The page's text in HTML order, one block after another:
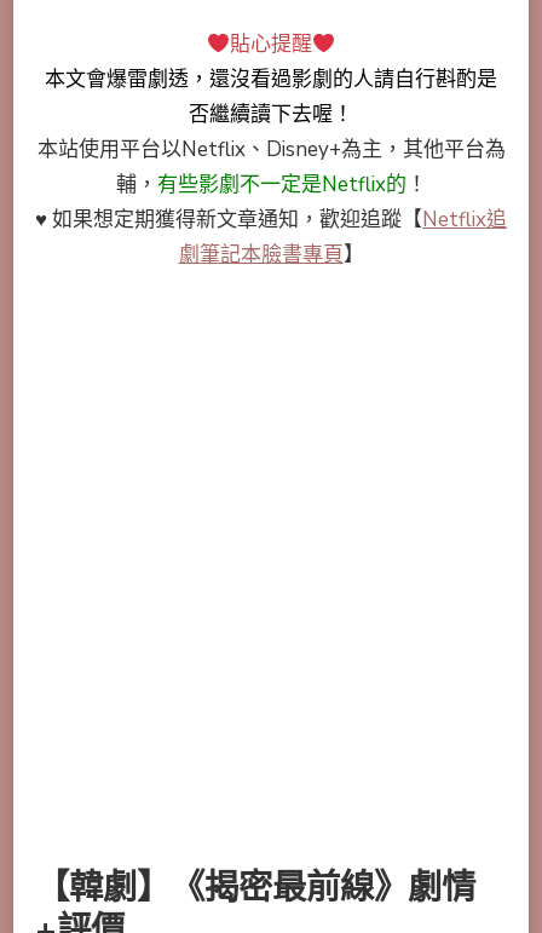
貼心提醒
本文會爆雷劇透 ，還沒看過影劇的人請自行斟酌是
否繼續讀下去喔！
本站使用平台以Netflix、Disney+為主，其他平台為
輔， 有些影劇不一定是Netflix的 ！
♥ 如果想定期獲得新文章通知，歡迎追蹤 【Netflix追
劇筆記本臉書專頁】
【韓劇】《揭密最前線》劇情